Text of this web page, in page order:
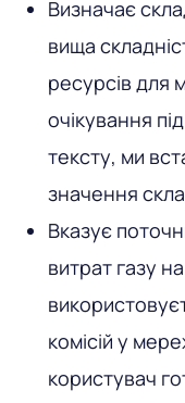
Визначає
вища
ресурсів для
очікування
тексту, ми
значення
Вказує
витрат газу
комісій у
користувач